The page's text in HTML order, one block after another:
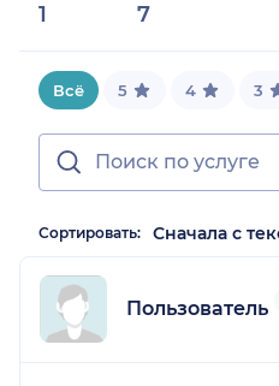
1 7
Всё 5 4 3
Сортировать: